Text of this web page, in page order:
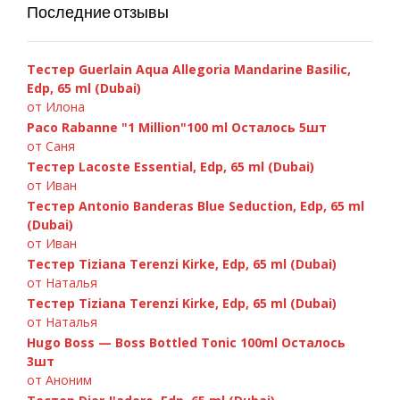
Последние отзывы
Тестер Guerlain Aqua Allegoria Mandarine Basilic,
Edp, 65 ml (Dubai)
от Илона
Paco Rabanne "1 Million"100 ml Осталось 5шт
от Саня
Тестер Lacoste Essential, Edp, 65 ml (Dubai)
от Иван
Тестер Antonio Banderas Blue Seduction, Edp, 65 ml
(Dubai)
от Иван
Тестер Tiziana Terenzi Kirke, Edp, 65 ml (Dubai)
от Наталья
Тестер Tiziana Terenzi Kirke, Edp, 65 ml (Dubai)
от Наталья
Hugo Boss — Boss Bottled Tonic 100ml Осталось
3шт
от Аноним